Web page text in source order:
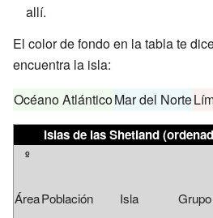
allí.
El color de fondo en la tabla te
encuentra la isla:
Océano AtlánticoMar del Norte
Islas de las Shetland
º
ÁreaPoblación Isla Grupo